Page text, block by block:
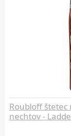
Roubloff štetec
nechtov -